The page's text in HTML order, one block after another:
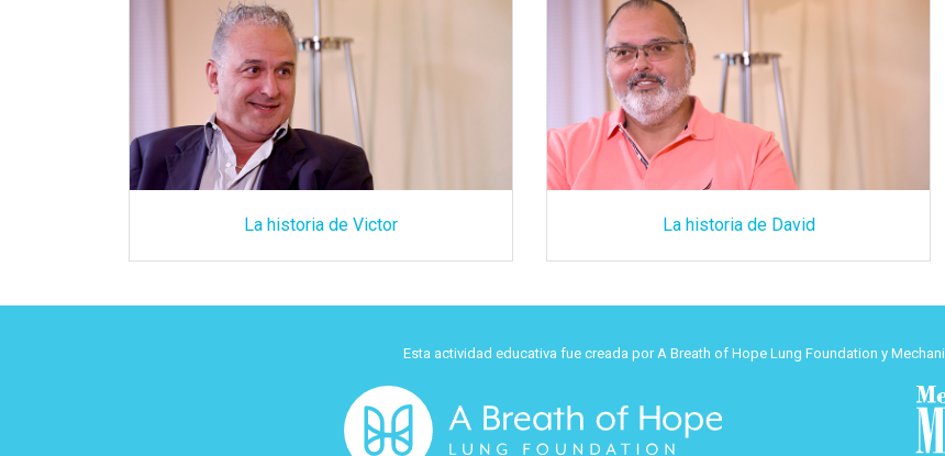
La historia de Victor La historia de David
Esta actividad educativa fue creada por A Breath of Hope Lung Foundation y